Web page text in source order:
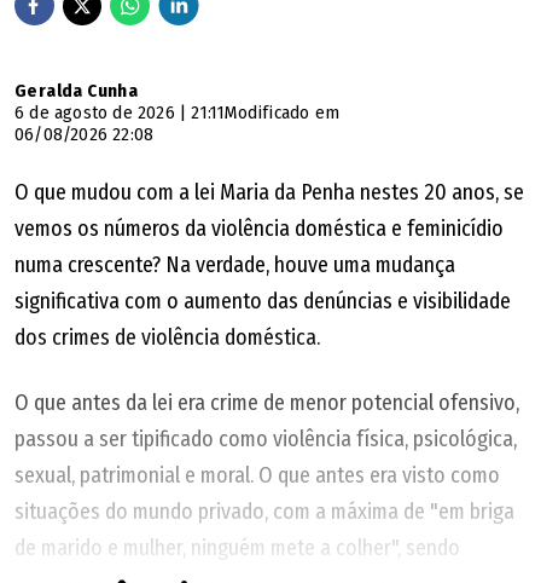
Geralda Cunha
6 de agosto de 2026 | 21:11Modificado em
06/08/2026 22:08
O que mudou com a lei Maria da Penha nestes 20 anos, se
vemos os números da violência doméstica e feminicídio
numa crescente? Na verdade, houve uma mudança
significativa com o aumento das denúncias e visibilidade
dos crimes de violência doméstica.
O que antes da lei era crime de menor potencial ofensivo,
passou a ser tipificado como violência física, psicológica,
sexual, patrimonial e moral. O que antes era visto como
situações do mundo privado, com a máxima de "em briga
de marido e mulher, ninguém mete a colher", sendo